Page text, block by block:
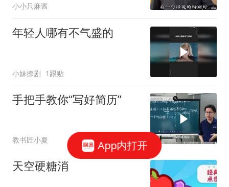
小小只麻酱
年轻人哪有不气盛的
小妹撩剧 1跟贴
手把手教你“写好简历”
教书匠小夏
天空硬糖消
App内打开